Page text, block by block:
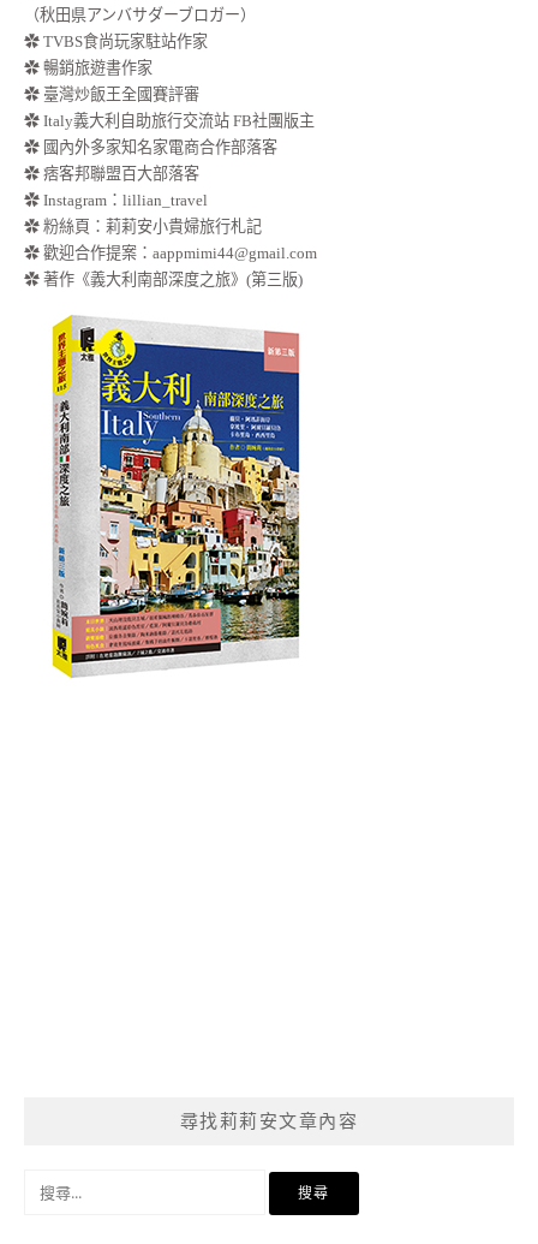
（秋田県アンバサダーブロガー）
✿ TVBS食尚玩家駐站作家
✿ 暢銷旅遊書作家
✿ 臺灣炒飯王全國賽評審
✿ Italy義大利自助旅行交流站 FB社團版主
✿ 國內外多家知名家電商合作部落客
✿ 痞客邦聯盟百大部落客
✿ Instagram：lillian_travel
✿ 粉絲頁：莉莉安小貴婦旅行札記
✿ 歡迎合作提案： aappmimi44@gmail.com
✿ 著作《義大利南部深度之旅》(第三版)
尋找莉莉安文章內容